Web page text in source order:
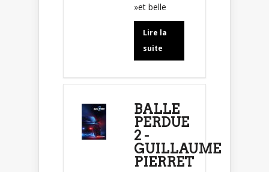
»et belle
Lire la
suite
BALLE
PERDUE
2 -
GUILLAUME
PIERRET